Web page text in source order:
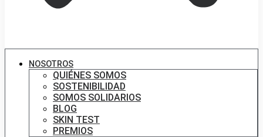
NOSOTROS
QUIÉNES SOMOS
SOSTENIBILIDAD
SOMOS SOLIDARIOS
BLOG
SKIN TEST
PREMIOS